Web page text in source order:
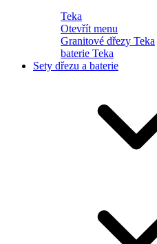
Teka
Otevřít menu
Granitové dřezy Teka
baterie Teka
Sety dřezu a baterie